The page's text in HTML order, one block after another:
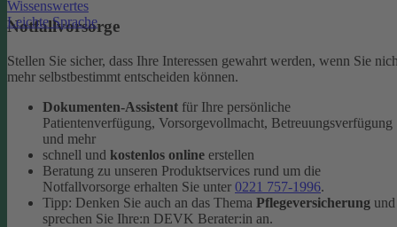
Wissenswertes
Leichte Sprache
Notfallvorsorge
Stellen Sie sicher, dass Ihre Interessen gewahrt werden, wenn Sie
mehr selbstbestimmt entscheiden können.
Dokumenten-Assistent für Ihre persönliche
Patientenverfügung, Vorsorgevollmacht, Betreuungsverfügung
und mehr
schnell und kostenlos online erstellen
Beratung zu unseren Produktservices rund um die
Notfallvorsorge erhalten Sie unter 0221 757-1996.
Tipp: Denken Sie auch an das Thema Pflegeversicherung und
sprechen Sie Ihre:n DEVK Berater:in an.